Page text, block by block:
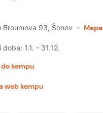
Broumova 93, Šonov Mapa
doba: 1.1. - 31.12.
kempu
web kempu